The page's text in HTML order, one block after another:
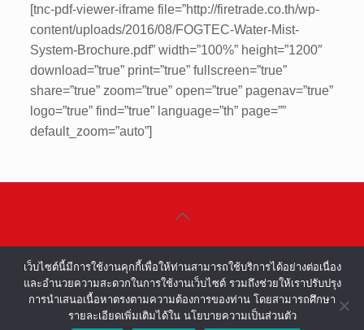
[tnc-pdf-viewer-iframe file=”http://firetrade.co.th/wp-
content/uploads/2016/08/FOGTEC-Water-Mist-
System-Brochure.pdf” width=”100%” height=”1200″
download=”true” print=”true” fullscreen=”true”
share=”true” zoom=”true” open=”true” pagenav=”true”
logo=”true” find=”true” language=”th” page=””
default_zoom=”auto”]
©COPYRIGHT 2002-2016 ALL RIGHTS
RESERVED.
เว็บไซต์นี้มีการใช้งานคุกกี้เพื่อให้ท่านสามารถใช้บริการได้อย่างต่อเนื่อง
และอำนวยความสะดวกในการใช้งานเว็บไซต์ รวมถึงช่วยให้เราปรับปรุง
การนำเสนอเนื้อหาตรงตามความต้องการของท่าน โดยสามารถศึกษา
รายละเอียดเพิ่มเติมได้ใน นโยบายความเป็นส่วนตัว